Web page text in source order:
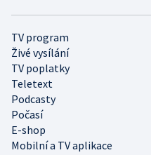
TV program
Živé vysílání
TV poplatky
Teletext
Podcasty
Počasí
E-shop
Mobilní a TV aplikace